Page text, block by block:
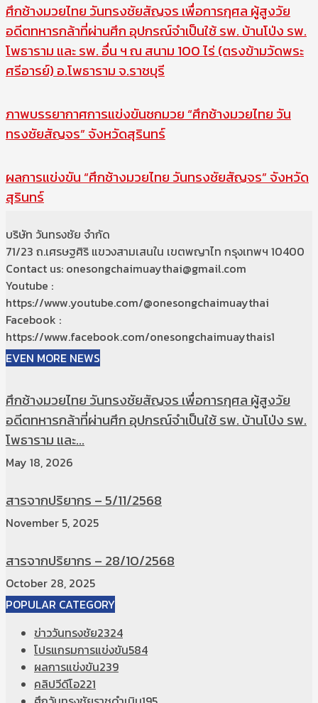
ศึกช้างมวยไทย วันทรงชัยสัญจร เพื่อการกุศล ผู้สูงวัย
อดีตทหารกล้าที่ผ่านศึก อุปกรณ์จำเป็นใช้ รพ. บ้านโป่ง รพ.
โพธาราม และ รพ. อื่น ฯ ณ สนาม 100 ไร่ (ตรงข้ามวัดพระ
ศรีอารย์) อ.โพธาราม จ.ราชบุรี
ภาพบรรยากาศการแข่งขันชกมวย “ศึกช้างมวยไทย วัน
ทรงชัยสัญจร” จังหวัดสุรินทร์
ผลการแข่งขัน “ศึกช้างมวยไทย วันทรงชัยสัญจร” จังหวัด
สุรินทร์
บริษัท วันทรงชัย จำกัด
71/23 ถ.เศรษฐศิริ แขวงสามเสนใน เขตพญาไท กรุงเทพฯ 10400
Contact us: onesongchaimuaythai@gmail.com
Youtube :
https://www.youtube.com/@onesongchaimuaythai
Facebook :
https://www.facebook.com/onesongchaimuaythais1
EVEN MORE NEWS
ศึกช้างมวยไทย วันทรงชัยสัญจร เพื่อการกุศล ผู้สูงวัย
อดีตทหารกล้าที่ผ่านศึก อุปกรณ์จำเป็นใช้ รพ. บ้านโป่ง รพ.
โพธาราม และ...
May 18, 2026
สารจากปริยากร – 5/11/2568
November 5, 2025
สารจากปริยากร – 28/10/2568
October 28, 2025
POPULAR CATEGORY
ข่าววันทรงชัย2324
โปรแกรมการแข่งขัน584
ผลการแข่งขัน239
คลิปวีดีโอ221